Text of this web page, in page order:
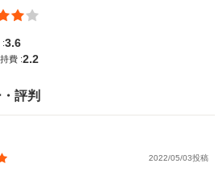
-m
:3.6
費 :2.2
評判
2022/05/03投稿